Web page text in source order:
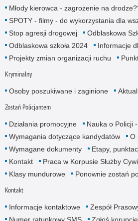
Młody kierowca - zagrożenie na
SPOTY - filmy - do wykorzystania dla
Stop agresji drogowej
Odblaskowa
Odblaskowa szkoła 2024
Informacje
Projekty zmian organizacji ruchu
Kryminalny
Osoby poszukiwane i zaginione
Zostań Policjantem
Działania promocyjne
Nauka o Policji
Wymagania dotyczące kandydatów
O
Wymagane dokumenty
Etapy,
Kontakt
Praca w Korpusie Służby
Klasy mundurowe
Ponownie zostań
Kontakt
Informacje kontaktowe
Zespół